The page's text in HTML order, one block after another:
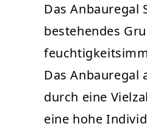
Das Anbauregal
bestehendes
Das Anbauregal
durch eine
eine hohe